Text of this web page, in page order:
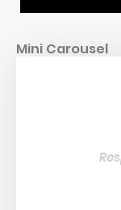
Mini Carousel